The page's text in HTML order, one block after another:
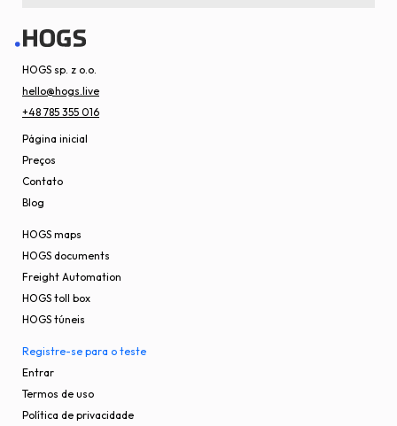
HOGS sp. z o.o.
hello@hogs.live
+48 785 355 016
Página inicial
Preços
Contato
Blog
HOGS maps
HOGS documents
Freight Automation
HOGS toll box
HOGS túneis
Registre-se para o teste
Entrar
Termos de uso
Política de privacidade